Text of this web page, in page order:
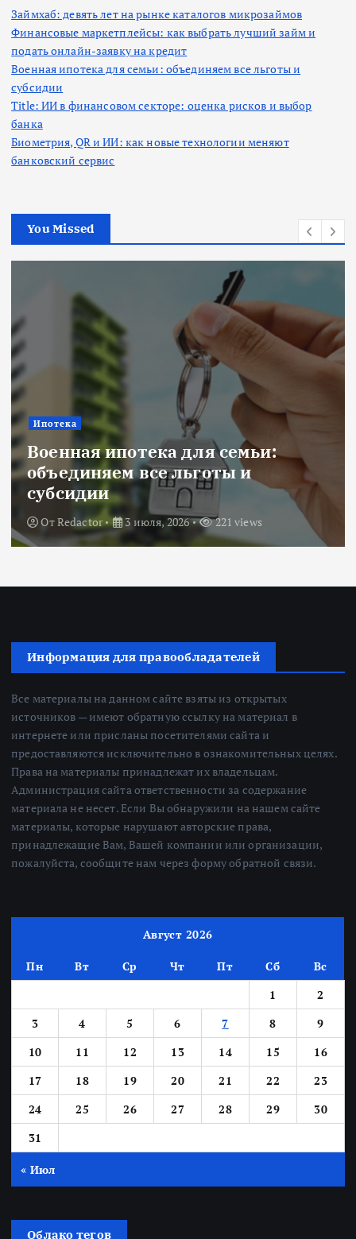
Займхаб: девять лет на рынке каталогов микрозаймов
Финансовые маркетплейсы: как выбрать лучший займ и
подать онлайн-заявку на кредит
Военная ипотека для семьи: объединяем все льготы и
субсидии
Title: ИИ в финансовом секторе: оценка рисков и выбор
банка
Биометрия, QR и ИИ: как новые технологии меняют
банковский сервис
You Missed
Ипотека
Военная ипотека для семьи:
объединяем все льготы и
субсидии
ОтRedactor 3 июля, 2026 221 views
Информация для правообладателей
Все материалы на данном сайте взяты из открытых
источников — имеют обратную ссылку на материал в
интернете или присланы посетителями сайта и
предоставляются исключительно в ознакомительных целях.
Права на материалы принадлежат их владельцам.
Администрация сайта ответственности за содержание
материала не несет. Если Вы обнаружили на нашем сайте
материалы, которые нарушают авторские права,
принадлежащие Вам, Вашей компании или организации,
пожалуйста, сообщите нам через форму обратной связи.
Август 2026
Пн Вт Ср Чт Пт Сб
Вс
1
2
3
4 5 6 7 8
9
10
11 12 13 14 15
16
17
18 19 20 21 22
23
24
25 26 27 28 29
30
31
« Июл
Облако тегов